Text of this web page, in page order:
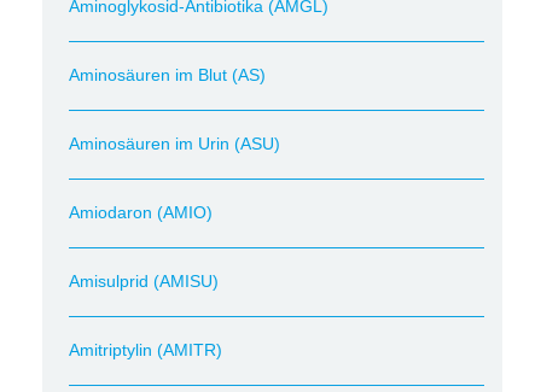
Aminoglykosid-Antibiotika (AMGL)
Aminosäuren im Blut (AS)
Aminosäuren im Urin (ASU)
Amiodaron (AMIO)
Amisulprid (AMISU)
Amitriptylin (AMITR)